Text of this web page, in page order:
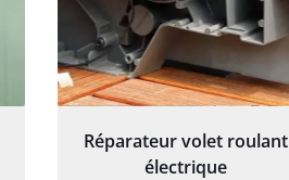
Réparateur volet roulant
électrique